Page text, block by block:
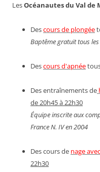
LesOcéanautes du Val de
Descours de plongée
Baptême gratuit tous
Descours d'apnée
Des entraînements de
de 20h45 à 22h30
Équipe inscrite aux
France N. IV en 2004
Des cours de nage
22h30